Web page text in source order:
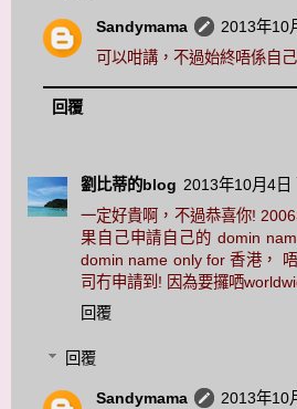
Sandymama
2013年10
可以咁講，不過始終唔係自
回覆
劉比蒂的blog 2013年10月4日
一定好貴啊，不過恭喜你!
果自己申請自己的 domin
domin name only for 香港，
司冇申請到! 因為要攞哂
回覆
回覆
Sandymama
2013年10